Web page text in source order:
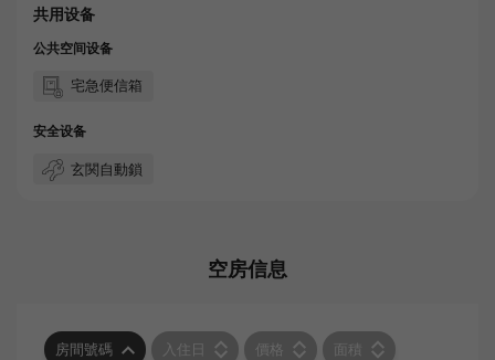
共用设备
公共空间设备
宅急便信箱
安全设备
玄関自動鎖
空房信息
房間號碼 入住日 價格 面積